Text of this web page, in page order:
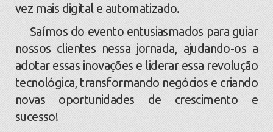
vez mais digital e automatizado.
Saímos do evento entusiasmados para guiar
nossos clientes nessa jornada, ajudando-os a
adotar essas inovações e liderar essa revolução
tecnológica, transformando negócios e criando
novas oportunidades de crescimento e
sucesso!